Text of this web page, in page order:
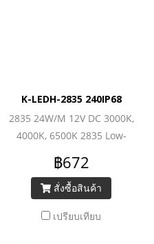
K-LEDH-2835 240IP68
2835 24W/M 12V DC 3000K,
4000K, 6500K 2835 Low-
Power (240LEDs/M)
2880lm/M
฿672
สั่งซื้อสินค้า
เปรียบเทียบ